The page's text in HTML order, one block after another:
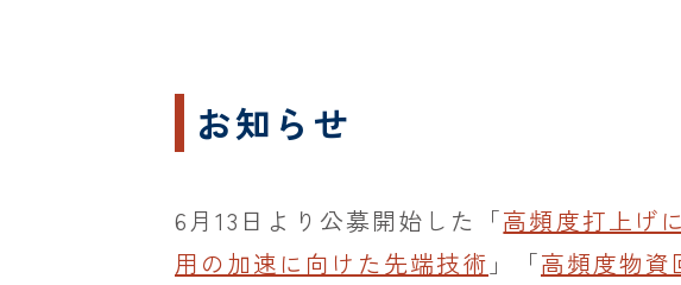
お知らせ
6月13日より公募開始した「高頻度打上げ
用の加速に向けた先端技術 」「高頻度物資